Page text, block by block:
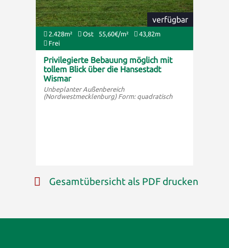
verfügbar
2.428m² Ost 55,60€/m²
43,82m
Frei
Privilegierte Bebauung möglich mit
tollem Blick über die Hansestadt
Wismar
Unbeplanter Außenbereich
(Nordwestmecklenburg) Form: quadratisch
Gesamtübersicht als PDF drucken